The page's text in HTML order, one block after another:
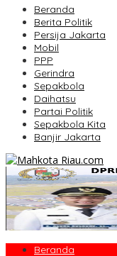
Beranda
Berita Politik
Persija Jakarta
Mobil
PPP
Gerindra
Sepakbola
Daihatsu
Partai Politik
Sepakbola Kita
Banjir Jakarta
Beranda